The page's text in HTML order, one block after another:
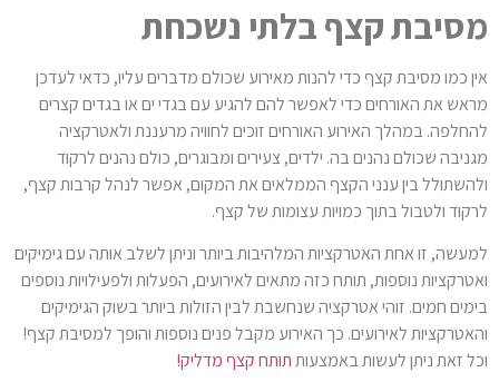
מסיבת קצף בלתי נשכחת
אין כמו מסיבת קצף כדי להנות מאירוע שכולם מדברים עליו, כדאי לעדכן
מראש את האורחים כדי לאפשר להם להגיע עם בגדי ים או בגדים קצרים
להחלפה. במהלך האירוע האורחים זוכים לחוויה מרעננת ולאטרקציה
מגניבה שכולם נהנים בה. ילדים, צעירים ומבוגרים, כולם נהנים לרקוד
ולהשתולל בין ענני הקצף הממלאים את המקום, אפשר לנהל קרבות קצף,
לרקוד ולטבול בתוך כמויות עצומות של קצף.
למעשה, זו אחת האטרקציות המלהיבות ביותר וניתן לשלב אותה עם גימיקים
ואטרקציות נוספות, תותח כזה מתאים לאירועים, הפעלות ולפעילויות נוספים
בימים חמים. זוהי אטרקציה שנחשבת לבין הזולות ביותר בשוק הגימיקים
והאטרקציות לאירועים. כך האירוע מקבל פנים נוספות והופך למסיבת קצף!
וכל זאת ניתן לעשות באמצעותתותח קצף מדליק!